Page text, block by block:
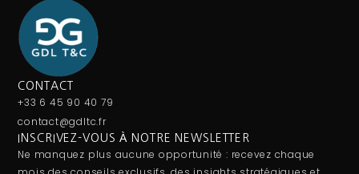
CONTACT
+33 6 45 90 40 79
contact@gdltc.fr
INSCRIVEZ-VOUS À NOTRE NEWSLETTER
Ne manquez plus aucune opportunité : recevez chaque